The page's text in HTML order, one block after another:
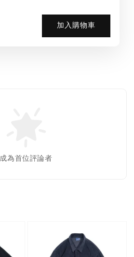
加入購物車
成為首位評論者